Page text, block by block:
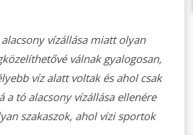
vízállása miatt olyan
válnak gyalogosan,
víz alatt voltak és ahol csak
a tó alacsony vízállása ellenére
szakaszok, ahol vízi sportok